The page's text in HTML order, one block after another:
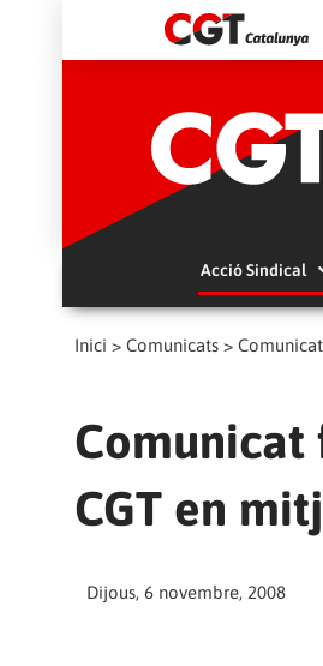
Acció Sindical
Inici > Comunicats >
Comunicat
CGT en
Dijous, 6 novembre, 2008